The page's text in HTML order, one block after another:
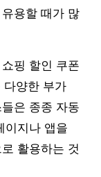
용할 때가 많
핑 할인 쿠폰
다양한 부가
은 종종 자동
이지나 앱을
활용하는 것